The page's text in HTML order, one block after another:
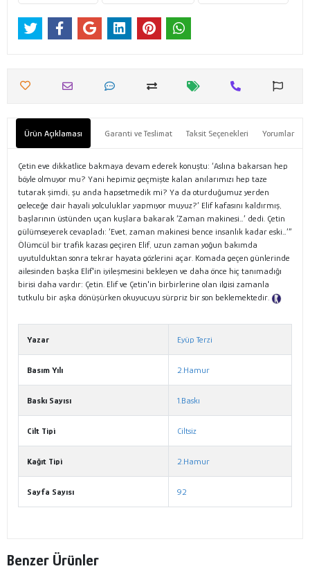
Ürün Açıklaması Garanti ve Teslimat Taksit Seçenekleri Yorumlar
Çetin eve dikkatlice bakmaya devam ederek konuştu: ‘Aslına bakarsan hep
böyle olmuyor mu? Yani hepimiz geçmişte kalan anılarımızı hep taze
tutarak şimdi, şu anda hapsetmedik mi? Ya da oturduğumuz yerden
geleceğe dair hayali yolculuklar yapmıyor muyuz?’ Elif kafasını kaldırmış,
başlarının üstünden uçan kuşlara bakarak ‘Zaman makinesi…’ dedi. Çetin
gülümseyerek cevapladı: ‘Evet, zaman makinesi bence insanlık kadar eski…’”
Ölümcül bir trafik kazası geçiren Elif, uzun zaman yoğun bakımda
uyutulduktan sonra tekrar hayata gözlerini açar. Komada geçen günlerinde
ailesinden başka Elif'in iyileşmesini bekleyen ve daha önce hiç tanımadığı
birisi daha vardır: Çetin. Elif ve Çetin'in birbirlerine olan ilgisi zamanla
tutkulu bir aşka dönüşürken okuyucuyu sürpriz bir son beklemektedir.
Yazar Eyüp Terzi
Basım Yılı 2.Hamur
Baskı Sayısı 1.Baskı
Cilt Tipi Ciltsiz
Kağıt Tipi 2.Hamur
Sayfa Sayısı 92
Benzer Ürünler